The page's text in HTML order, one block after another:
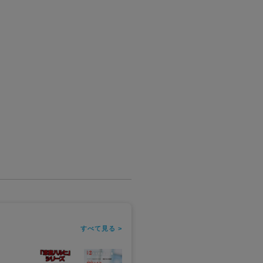
すべて見る >